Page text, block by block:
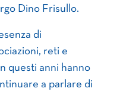
Dino Frisullo.
di
reti e
questi anni hanno
a parlare di